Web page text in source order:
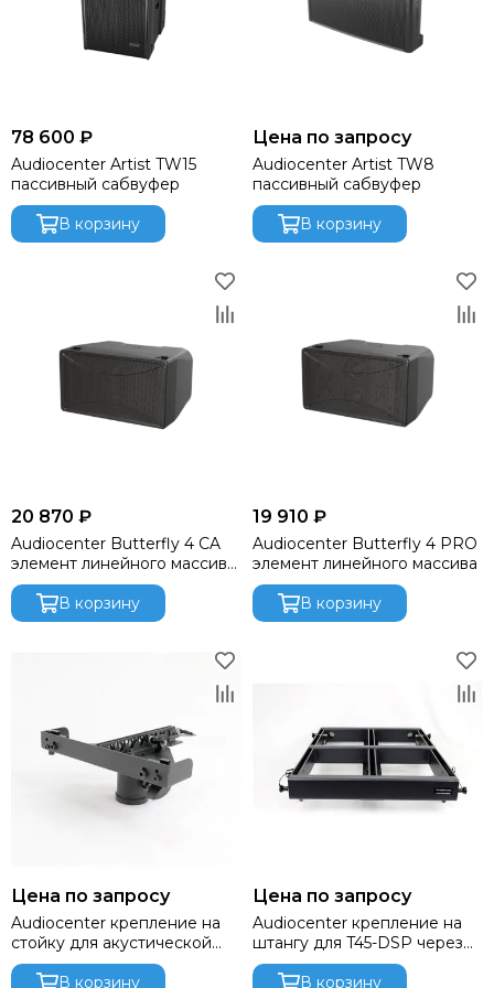
Light Sky
Light Union
Lumien
Magmatic FX
Martin
Midas
Neumann
OnStage
Obsidian
Pioneer
Proel
PROLYTE
QSC
QUIK LOK
RCF
ROCKET
Roland
SENNHEISER
Shure
SILVER STAR
SMOKE FACTORY
Solton
78 600 ₽
Audiocenter Artist TW15
пассивный сабвуфер
В корзину
Цена по запросу
Audiocenter Artist TW8
пассивный сабвуфер
В корзину
20 870 ₽
Audiocenter Butterfly 4 CA
элемент линейного массива
4"
В корзину
19 910 ₽
Audiocenter Butterfly 4 PRO
элемент линейного массива
В корзину
Цена по запросу
Audiocenter крепление на
стойку для акустической
системы Butterfly
В корзину
Цена по запросу
Audiocenter крепление на
штангу для T45-DSP через
раму 08-004-000155
В корзину